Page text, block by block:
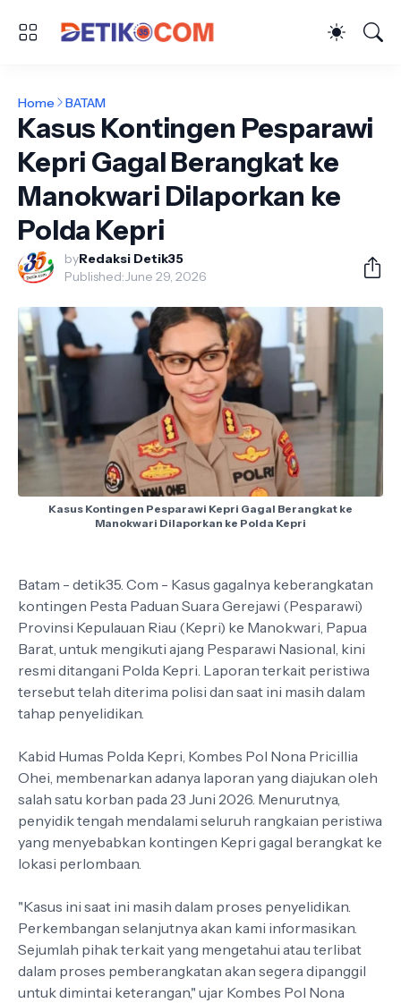
Home BATAM
Kasus Kontingen Pesparawi
Kepri Gagal Berangkat ke
Manokwari Dilaporkan ke
Polda Kepri
byRedaksi Detik35
Published:June 29, 2026
Kasus Kontingen Pesparawi Kepri Gagal Berangkat ke
Manokwari Dilaporkan ke Polda Kepri
Batam - detik35. Com - Kasus gagalnya keberangkatan
kontingen Pesta Paduan Suara Gerejawi (Pesparawi)
Provinsi Kepulauan Riau (Kepri) ke Manokwari, Papua
Barat, untuk mengikuti ajang Pesparawi Nasional, kini
resmi ditangani Polda Kepri. Laporan terkait peristiwa
tersebut telah diterima polisi dan saat ini masih dalam
tahap penyelidikan.
Kabid Humas Polda Kepri, Kombes Pol Nona Pricillia
Ohei, membenarkan adanya laporan yang diajukan oleh
salah satu korban pada 23 Juni 2026. Menurutnya,
penyidik tengah mendalami seluruh rangkaian peristiwa
yang menyebabkan kontingen Kepri gagal berangkat ke
lokasi perlombaan.
"Kasus ini saat ini masih dalam proses penyelidikan.
Perkembangan selanjutnya akan kami informasikan.
Sejumlah pihak terkait yang mengetahui atau terlibat
dalam proses pemberangkatan akan segera dipanggil
untuk dimintai keterangan," ujar Kombes Pol Nona